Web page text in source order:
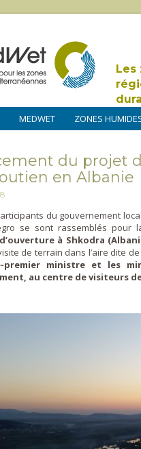
Les
MEDWET ZONES
du projet
en Albanie
du gouvernement
se sont rassemblés pour
à Shkodra
de terrain dans l’aire dite de
premier ministre et les
au centre de visiteurs